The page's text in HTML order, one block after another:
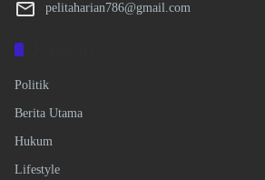
pelitaharian786@gmail.com
Politik
Berita Utama
Hukum
Lifestyle